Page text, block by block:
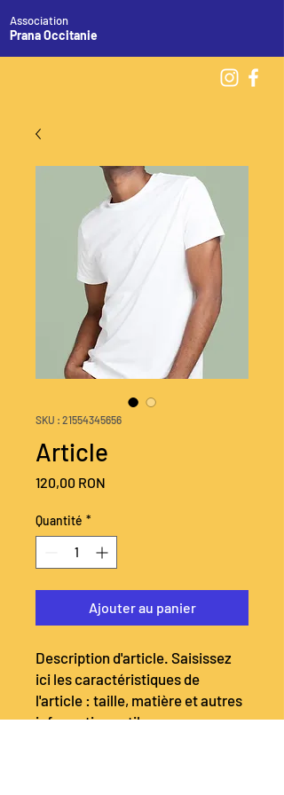
Association
Prana Occitanie
SKU : 21554345656
Article
120,00 RON
Quantité *
Ajouter au panier
Description d'article. Saisissez
ici les caractéristiques de
l'article : taille, matière et autres
informations utiles.